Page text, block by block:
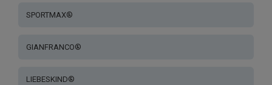
SPORTMAX®
GIANFRANCO®
LIEBESKIND®